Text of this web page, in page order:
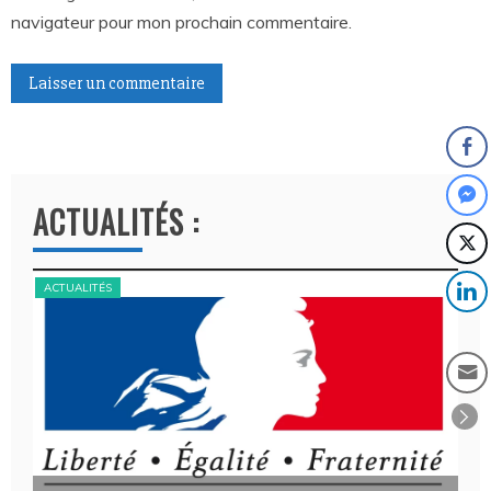
navigateur pour mon prochain commentaire.
ACTUALITÉS :
ACTUALITÉS